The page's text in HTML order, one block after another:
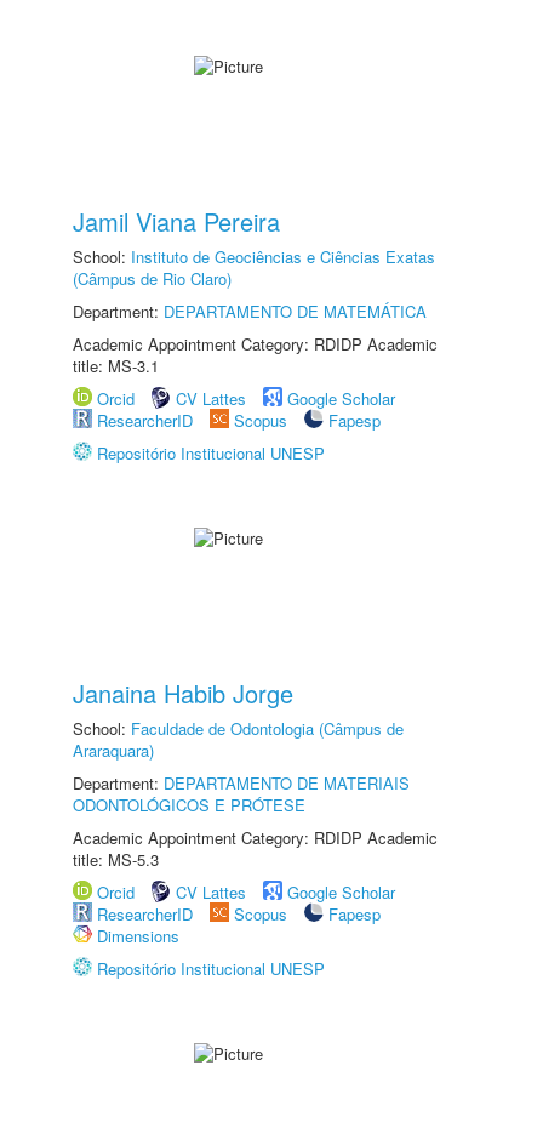
Jamil Viana Pereira
School: Instituto de Geociências e Ciências Exatas
(Câmpus de Rio Claro)
Department: DEPARTAMENTO DE MATEMÁTICA
Academic Appointment Category: RDIDP Academic
title: MS-3.1
Orcid
CV Lattes
Google Scholar
ResearcherID
Scopus
Fapesp
Repositório Institucional UNESP
Janaina Habib Jorge
School: Faculdade de Odontologia (Câmpus de
Araraquara)
Department: DEPARTAMENTO DE MATERIAIS
ODONTOLÓGICOS E PRÓTESE
Academic Appointment Category: RDIDP Academic
title: MS-5.3
Orcid
CV Lattes
Google Scholar
ResearcherID
Scopus
Fapesp
Dimensions
Repositório Institucional UNESP